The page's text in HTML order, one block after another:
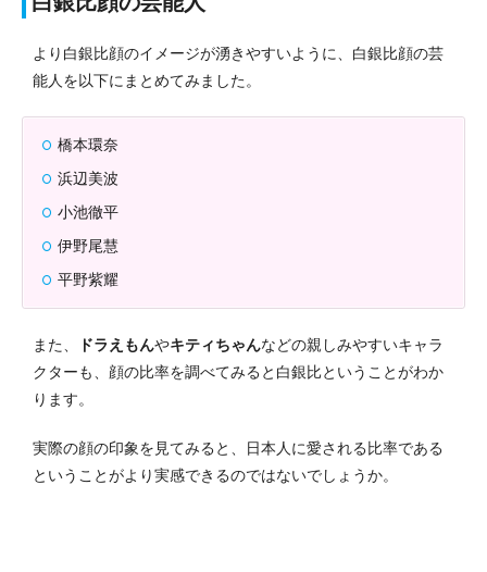
より白銀比顔のイメージが湧きやすいように、白銀比顔の芸
能人を以下にまとめてみました。
橋本環奈
浜辺美波
小池徹平
伊野尾慧
平野紫耀
また、 ドラえもんやキティちゃんなどの親しみやすいキャラ
クターも、顔の比率を調べてみると白銀比ということがわか
ります。
実際の顔の印象を見てみると、日本人に愛される比率である
ということがより実感できるのではないでしょうか。